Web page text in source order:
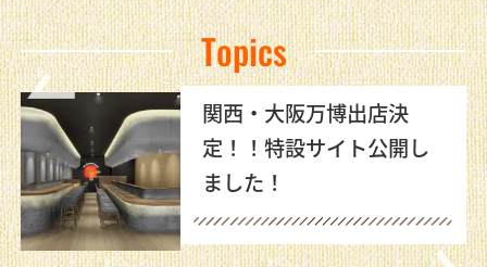
Topics
関西・大阪万博出店決
定！！特設サイト公開し
ました！